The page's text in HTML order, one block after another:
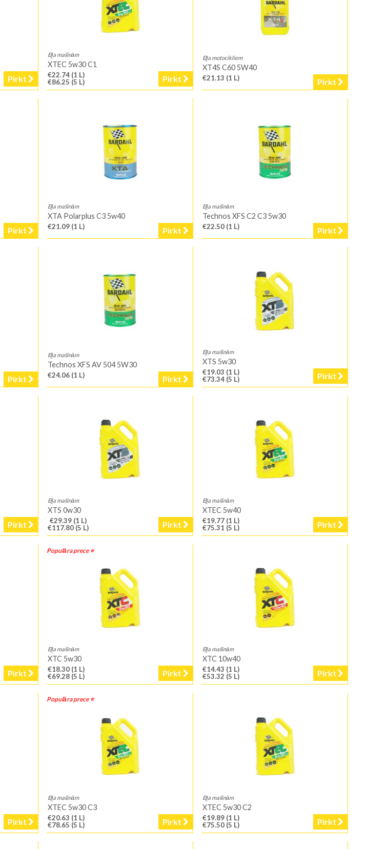
Pirkt
Eļļa mašīnām
XTEC 5w30 C1
€22.74 (1 L)
€86.25 (5 L) Pirkt
Eļļa motocikliem
XT4S C60 5W40
€21.13 (1 L) Pirkt
Pirkt
Eļļa mašīnām
XTA Polarplus C3 5w40
€21.09 (1 L) Pirkt
Eļļa mašīnām
Technos XFS C2 C3 5w30
€22.50 (1 L) Pirkt
Pirkt
Eļļa mašīnām
Technos XFS AV 504 5W30
€24.06 (1 L) Pirkt
Eļļa mašīnām
XTS 5w30
€19.03 (1 L)
€73.34 (5 L) Pirkt
Pirkt
Eļļa mašīnām
XTS 0w30
€29.39 (1 L)
€117.80 (5 L) Pirkt
Eļļa mašīnām
XTEC 5w40
€19.77 (1 L)
€75.31 (5 L) Pirkt
Pirkt
Populāra prece ⭐️
Eļļa mašīnām
XTC 5w30
€18.30 (1 L)
€69.28 (5 L) Pirkt
Eļļa mašīnām
XTC 10w40
€14.43 (1 L)
€53.32 (5 L) Pirkt
Pirkt
Populāra prece ⭐️
Eļļa mašīnām
XTEC 5w30 C3
€20.63 (1 L)
€78.65 (5 L) Pirkt
Eļļa mašīnām
XTEC 5w30 C2
€19.89 (1 L)
€75.50 (5 L) Pirkt